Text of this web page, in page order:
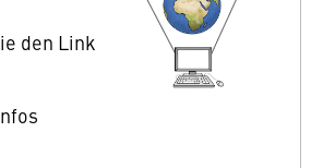
den Link